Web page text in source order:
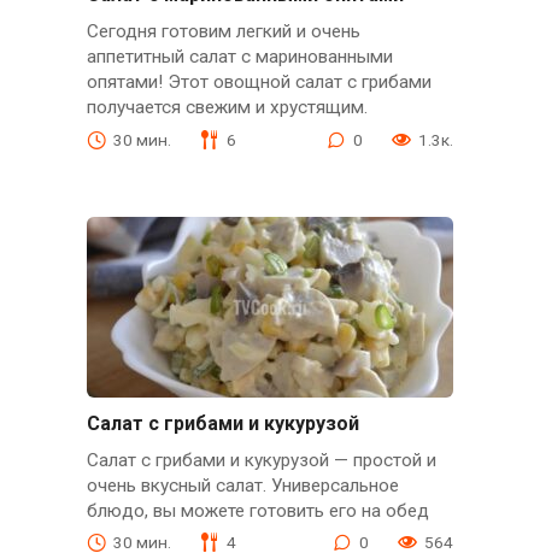
Сегодня готовим легкий и очень
аппетитный салат с маринованными
опятами! Этот овощной салат с грибами
получается свежим и хрустящим.
30 мин. 6 0 1.3к.
Салат с грибами и кукурузой
Салат с грибами и кукурузой — простой и
очень вкусный салат. Универсальное
блюдо, вы можете готовить его на обед
30 мин. 4 0 564